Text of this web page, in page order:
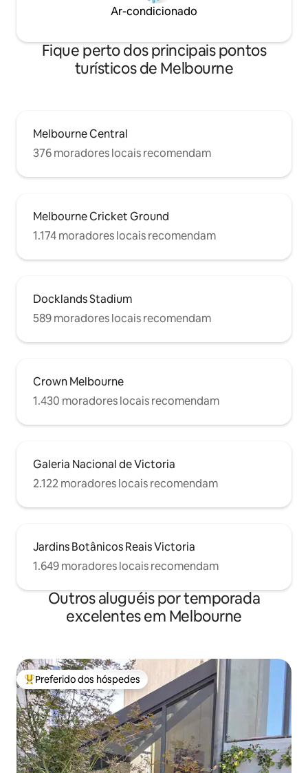
Ar-condicionado
Fique perto dos principais pontos
turísticos de Melbourne
Melbourne Central
376 moradores locais recomendam
Melbourne Cricket Ground
1.174 moradores locais recomendam
Docklands Stadium
589 moradores locais recomendam
Crown Melbourne
1.430 moradores locais recomendam
Galeria Nacional de Victoria
2.122 moradores locais recomendam
Jardins Botânicos Reais Victoria
1.649 moradores locais recomendam
Outros aluguéis por temporada
excelentes em Melbourne
Entre os melhores preferidos dos hóspedes
Preferido dos hóspedes